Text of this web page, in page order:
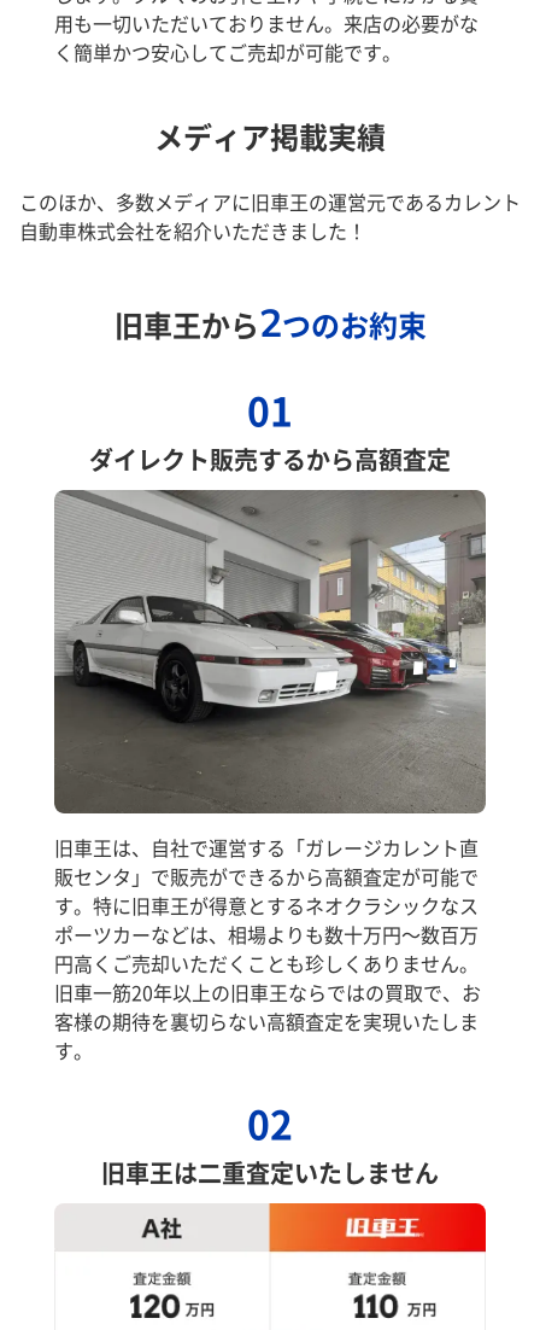
用も一切いただいておりません。来店の必要がな
く簡単かつ安心してご売却が可能です。
メディア掲載実績
このほか、多数メディアに旧車王の運営元であるカレント
自動車株式会社を紹介いただきました！
旧車王から2つのお約束
01
ダイレクト販売するから高額査定
旧車王は、自社で運営する「ガレージカレント直
販センタ」で販売ができるから高額査定が可能で
す。特に旧車王が得意とするネオクラシックなス
ポーツカーなどは、相場よりも数十万円～数百万
円高くご売却いただくことも珍しくありません。
旧車一筋20年以上の旧車王ならではの買取で、お
客様の期待を裏切らない高額査定を実現いたしま
す。
02
旧車王は二重査定いたしません